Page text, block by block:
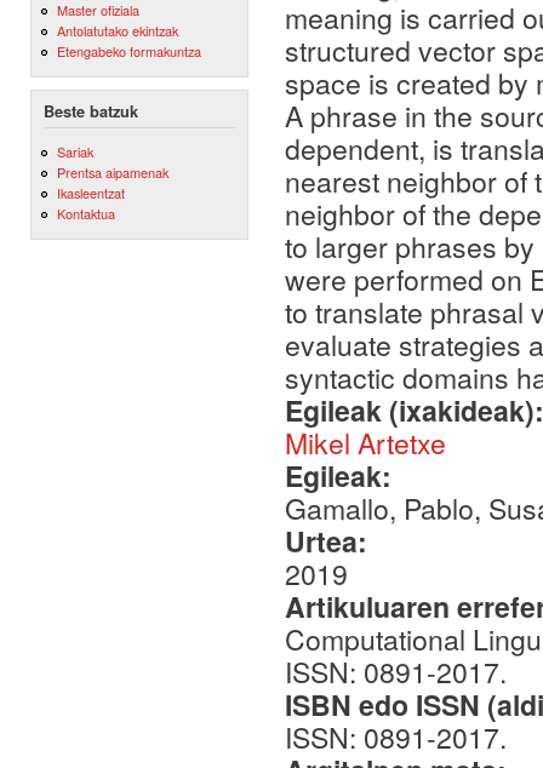
Master ofiziala
Antolatutako ekintzak
Etengabeko formakuntza
Beste batzuk
Sariak
Prentsa aipamenak
Ikasleentzat
Kontaktua
meaning is carried
structured vector
space is created by
A phrase in the
dependent, is
nearest neighbor of
neighbor of the
to larger phrases
were performed on
to translate phrasal
evaluate strategies
syntactic domains
Egileak
Mikel Artetxe
Egileak:
Gamallo, Pablo,
Urtea:
2019
Artikuluaren
Computational
ISSN: 0891-2017.
ISBN edo ISSN
ISSN: 0891-2017.